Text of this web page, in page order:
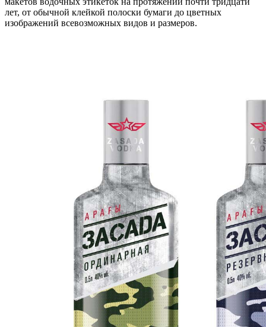
лет, от обычной клейкой полоски бумаги до цветных
изображений всевозможных видов и размеров.